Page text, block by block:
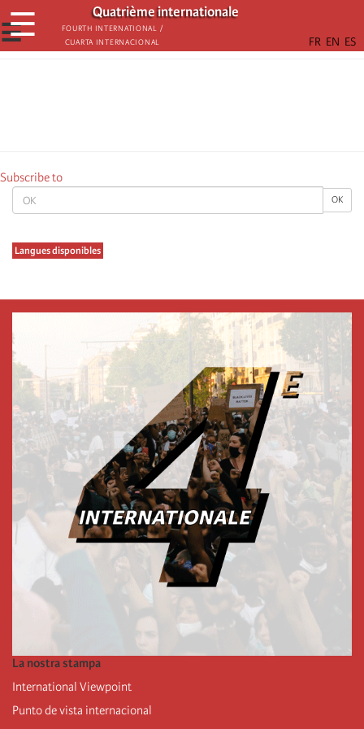
Skip
to
main
Quatrième internationale
Fourth International /
Cuarta Internacional
☰
☰
OK OK
Langues disponibles
Subscribe to
La nostra stampa
International Viewpoint
Punto de vista internacional